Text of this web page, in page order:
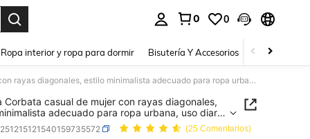
0 0
Ropa interior y ropa para dormir Bisutería Y Accesorios Zapatos
1 pieza Corbata casual de mujer con rayas diagonales, estilo minimalista adecuado para ropa urbana, uso diario y negocios, estilo británico, festival, viaje
Corbata casual de mujer con rayas diagonales,
adecuado para ropa urbana, uso diario
estilo británico, festival, viaje
(25 Comentarios)